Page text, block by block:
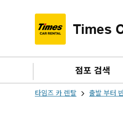
점포 검색
타임즈 카 렌탈 출발 부터